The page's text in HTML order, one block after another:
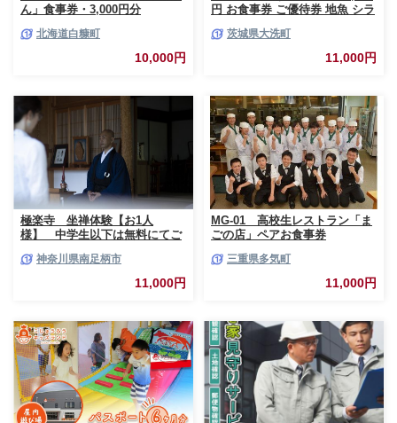
ん」食事券・3,000円分
北海道白糠町
10,000円
円 お食事券 ご優待券 地魚 シラ
茨城県大洗町
11,000円
極楽寺 坐禅体験【お1人
様】 中学生以下は無料にてご
奈川県 南足柄市 】
神奈川県南足柄市
11,000円
MG-01 高校生レストラン「ま
ごの店」ペアお食事券
三重県多気町
11,000円